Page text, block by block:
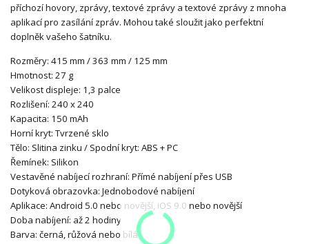
příchozí hovory, zprávy, textové zprávy a textové zprávy z mnoha
aplikací pro zasílání zpráv. Mohou také sloužit jako perfektní
doplněk vašeho šatníku.
Rozměry: 415 mm / 363 mm / 125 mm
Hmotnost: 27 g
Velikost displeje: 1,3 palce
Rozlišení: 240 x 240
Kapacita: 150 mAh
Horní kryt: Tvrzené sklo
Tělo: Slitina zinku / Spodní kryt: ABS + PC
Řemínek: Silikon
Vestavěné nabíjecí rozhraní: Přímé nabíjení přes USB
Dotyková obrazovka: Jednobodové nabíjení
Aplikace: Android 5.0 nebo novější, iOS 9.0 nebo novější
Doba nabíjení: až 2 hodiny
Barva: černá, růžová nebo bílá